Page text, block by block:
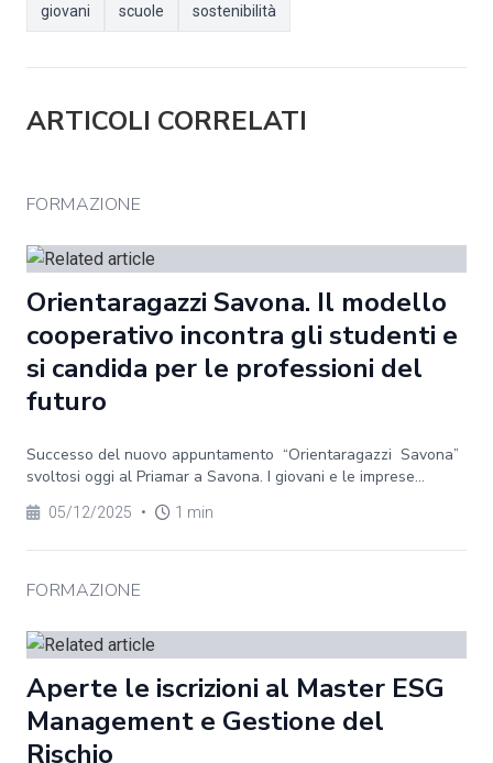
giovani scuole sostenibilità
ARTICOLI CORRELATI
FORMAZIONE
Orientaragazzi Savona. Il modello
cooperativo incontra gli studenti e
si candida per le professioni del
futuro
Successo del nuovo appuntamento “Orientaragazzi Savona”
svoltosi oggi al Priamar a Savona. I giovani e le imprese...
05/12/2025 • 1 min
FORMAZIONE
Aperte le iscrizioni al Master ESG
Management e Gestione del
Rischio